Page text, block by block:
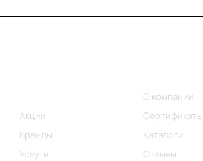
Акции
Бренды
Услуги
О компании
Сертификаты
Каталоги
Отзывы